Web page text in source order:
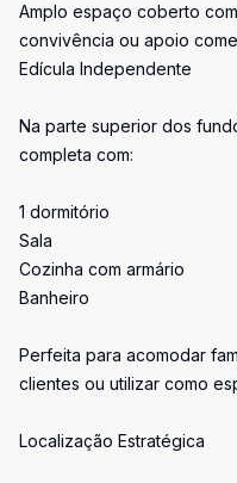
Amplo espaço coberto
convivência ou apoio
Edícula Independente
Na parte superior dos
completa com:
1 dormitório
Sala
Cozinha com armário
Banheiro
Perfeita para acomodar
clientes ou utilizar como
Localização Estratégica